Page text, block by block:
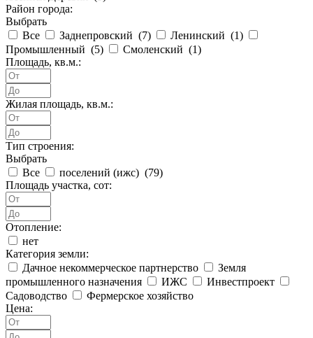
Район города:
Выбрать
Все
Заднепровский (7) Ленинский (1)
Промышленный (5) Смоленский (1)
Площадь, кв.м.:
Жилая площадь, кв.м.:
Тип строения:
Выбрать
Все
поселений (ижс) (79)
Площадь участка, сот:
Отопление:
нет
Категория земли:
Дачное некоммерческое партнерство
Земля
промышленного назначения
ИЖС
Инвестпроект
Садоводство
Фермерское хозяйство
Цена: